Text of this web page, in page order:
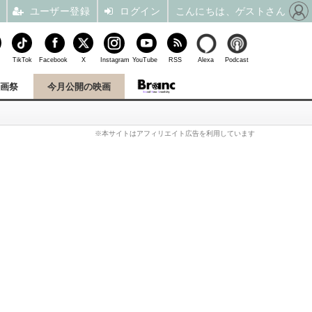
祭 今月公開の映画
※本サイトはアフィリエイト広告を利用しています
TikTok Facebook X Instagram YouTube RSS Alexa Podcast
ユーザー登録 ログイン こんにちは、ゲストさん